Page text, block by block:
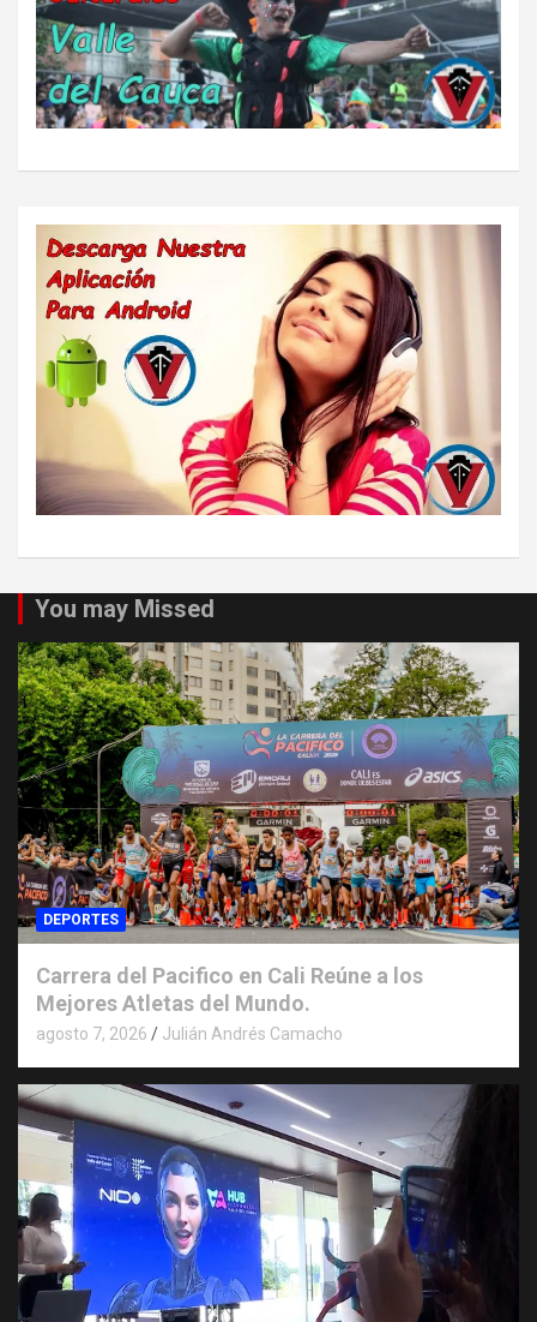
You may Missed
DEPORTES
Carrera del Pacifico en Cali Reúne a los
Mejores Atletas del Mundo.
agosto 7, 2026 Julián Andrés Camacho